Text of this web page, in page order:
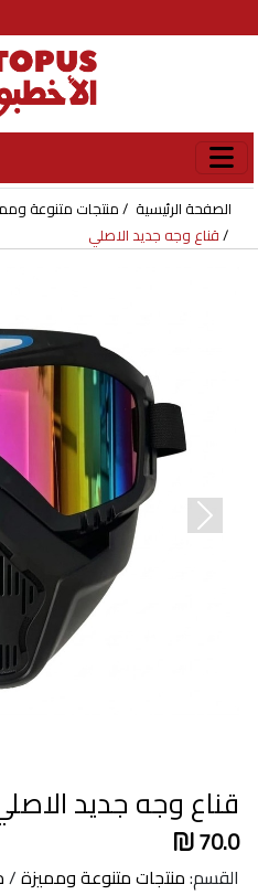
الصفحة الرئيسية منتجات متنوعة
قناع وجه جديد الاصلي
Next
قناع وجه جديد
70.0
القسم:منتجات متنوعة ومميزة/